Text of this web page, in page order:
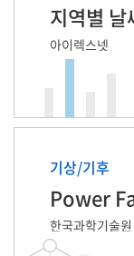
지역별
아이렉스넷
기상/기후
Power
한국과학기술원